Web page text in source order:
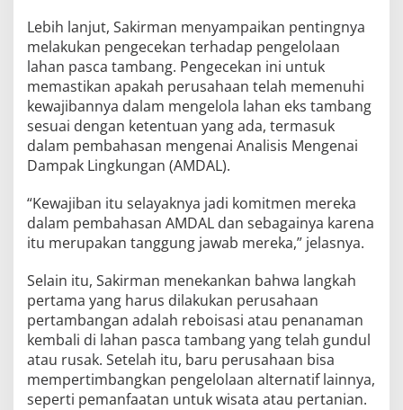
Lebih lanjut, Sakirman menyampaikan pentingnya
melakukan pengecekan terhadap pengelolaan
lahan pasca tambang. Pengecekan ini untuk
memastikan apakah perusahaan telah memenuhi
kewajibannya dalam mengelola lahan eks tambang
sesuai dengan ketentuan yang ada, termasuk
dalam pembahasan mengenai Analisis Mengenai
Dampak Lingkungan (AMDAL).
“Kewajiban itu selayaknya jadi komitmen mereka
dalam pembahasan AMDAL dan sebagainya karena
itu merupakan tanggung jawab mereka,” jelasnya.
Selain itu, Sakirman menekankan bahwa langkah
pertama yang harus dilakukan perusahaan
pertambangan adalah reboisasi atau penanaman
kembali di lahan pasca tambang yang telah gundul
atau rusak. Setelah itu, baru perusahaan bisa
mempertimbangkan pengelolaan alternatif lainnya,
seperti pemanfaatan untuk wisata atau pertanian.